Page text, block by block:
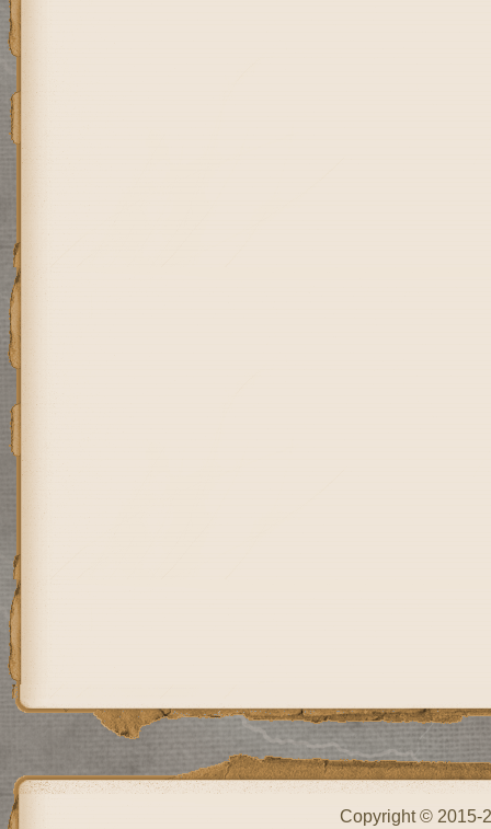
Copyright © 2015-